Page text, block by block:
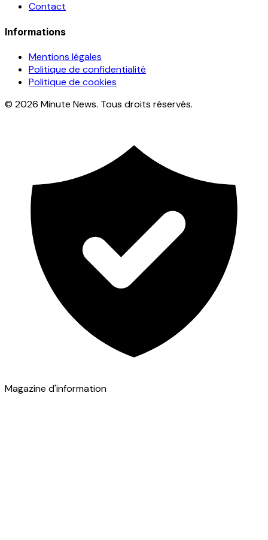
Contact
Informations
Mentions légales
Politique de confidentialité
Politique de cookies
© 2026 Minute News. Tous droits réservés.
Magazine d'information